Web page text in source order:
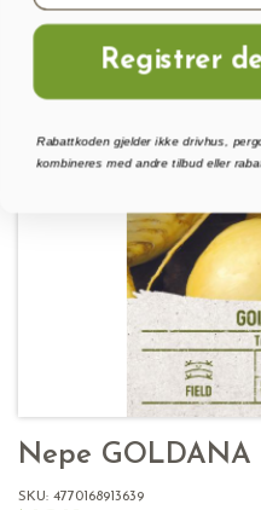
Nepe GOLDANA
SKU: 4770168913639
Registrer
Rabattkoden gjelder ikke drivhus,
kombineres med andre tilbud eller